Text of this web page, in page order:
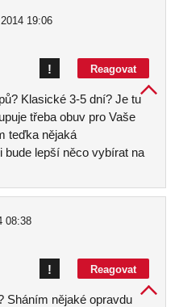
2014 19:06
Reagovat
!
Klasické 3-5 dní? Je tu
třeba obuv pro Vaše
teďka nějaká
bude lepší něco vybírat na
08:38
Reagovat
!
Sháním nějaké opravdu